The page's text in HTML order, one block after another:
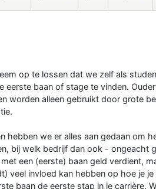
op te lossen dat we zelf als
eerste baan of stage te vinden.
worden alleen gebruikt door grote
hebben we er alles aan gedaan om
bij welk bedrijf dan ook - ongeacht
een (eerste) baan geld verdient,
veel invloed kan hebben op hoe je
baan de eerste stap in je carrière.